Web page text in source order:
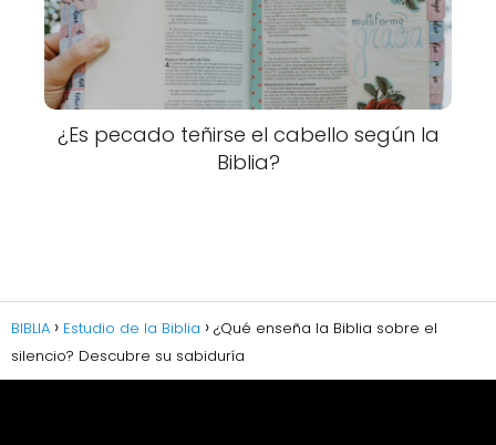
¿Es pecado teñirse el cabello según la
Biblia?
BIBLIA Estudio de la Biblia
¿Qué enseña la Biblia sobre el
silencio? Descubre su sabiduría